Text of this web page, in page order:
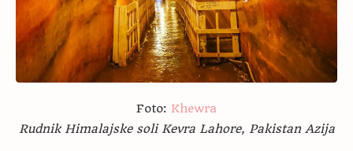
Foto: Khewra
Rudnik Himalajske soli Kevra Lahore, Pakistan Azija